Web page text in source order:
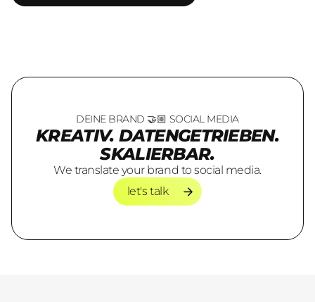
alle Mitteilungen ansehen
DEINE BRAND 🤝🏼 SOCIAL MEDIA
KREATIV. DATENGETRIEBEN.
SKALIERBAR.
We translate your brand to social media.
let's talk
let's talk